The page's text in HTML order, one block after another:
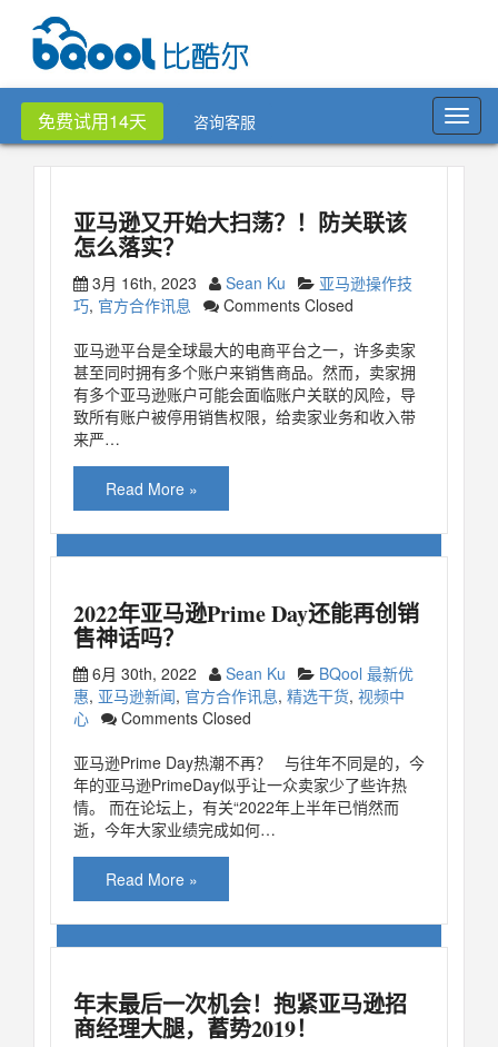
免费试用14天 咨询客服
亚马逊又开始大扫荡？！防关联该
怎么落实？
3月 16th, 2023 Sean Ku
亚马逊操作技
巧, 官方合作讯息
Comments Closed
亚马逊平台是全球最大的电商平台之一，许多卖家
甚至同时拥有多个账户来销售商品。然而，卖家拥
有多个亚马逊账户可能会面临账户关联的风险，导
致所有账户被停用销售权限，给卖家业务和收入带
来严…
Read More »
2022年亚马逊Prime Day还能再创销
售神话吗？
6月 30th, 2022 Sean Ku
BQool 最新优
惠, 亚马逊新闻, 官方合作讯息, 精选干货, 视频中
心
Comments Closed
亚马逊Prime Day热潮不再？ 与往年不同是的，今
年的亚马逊PrimeDay似乎让一众卖家少了些许热
情。 而在论坛上，有关“2022年上半年已悄然而
逝，今年大家业绩完成如何…
Read More »
年末最后一次机会！抱紧亚马逊招
商经理大腿，蓄势2019！